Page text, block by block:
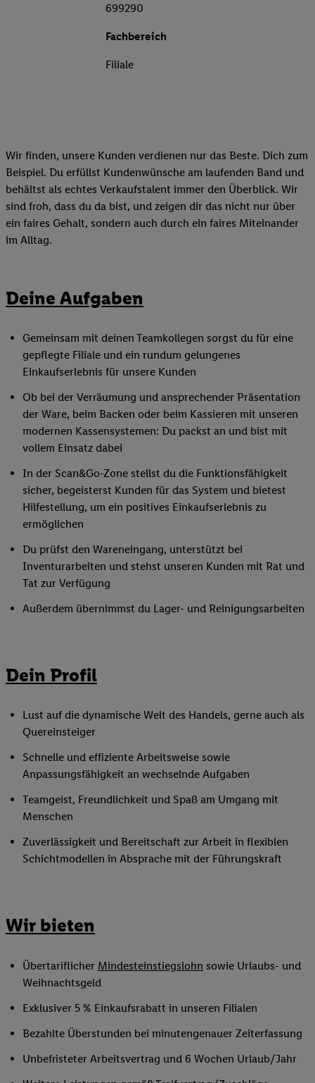
699290
Fachbereich
Filiale
Wir finden, unsere Kunden verdienen nur das Beste. Dich zum
Beispiel. Du erfüllst Kundenwünsche am laufenden Band und
behältst als echtes Verkaufstalent immer den Überblick. Wir
sind froh, dass du da bist, und zeigen dir das nicht nur über
ein faires Gehalt, sondern auch durch ein faires Miteinander
im Alltag.
Deine Aufgaben
Gemeinsam mit deinen Teamkollegen sorgst du für eine
gepflegte Filiale und ein rundum gelungenes
Einkaufserlebnis für unsere Kunden
Ob bei der Verräumung und ansprechender Präsentation
der Ware, beim Backen oder beim Kassieren mit unseren
modernen Kassensystemen: Du packst an und bist mit
vollem Einsatz dabei
In der Scan&Go-Zone stellst du die Funktionsfähigkeit
sicher, begeisterst Kunden für das System und bietest
Hilfestellung, um ein positives Einkaufserlebnis zu
ermöglichen
Du prüfst den Wareneingang, unterstützt bei
Inventurarbeiten und stehst unseren Kunden mit Rat und
Tat zur Verfügung
Außerdem übernimmst du Lager- und Reinigungsarbeiten
Dein Profil
Lust auf die dynamische Welt des Handels, gerne auch als
Quereinsteiger
Schnelle und effiziente Arbeitsweise sowie
Anpassungsfähigkeit an wechselnde Aufgaben
Teamgeist, Freundlichkeit und Spaß am Umgang mit
Menschen
Zuverlässigkeit und Bereitschaft zur Arbeit in flexiblen
Schichtmodellen in Absprache mit der Führungskraft
Wir bieten
Übertariflicher Mindesteinstiegslohn sowie Urlaubs- und
Weihnachtsgeld
Exklusiver 5 % Einkaufsrabatt in unseren Filialen
Bezahlte Überstunden bei minutengenauer Zeiterfassung
Unbefristeter Arbeitsvertrag und 6 Wochen Urlaub/Jahr